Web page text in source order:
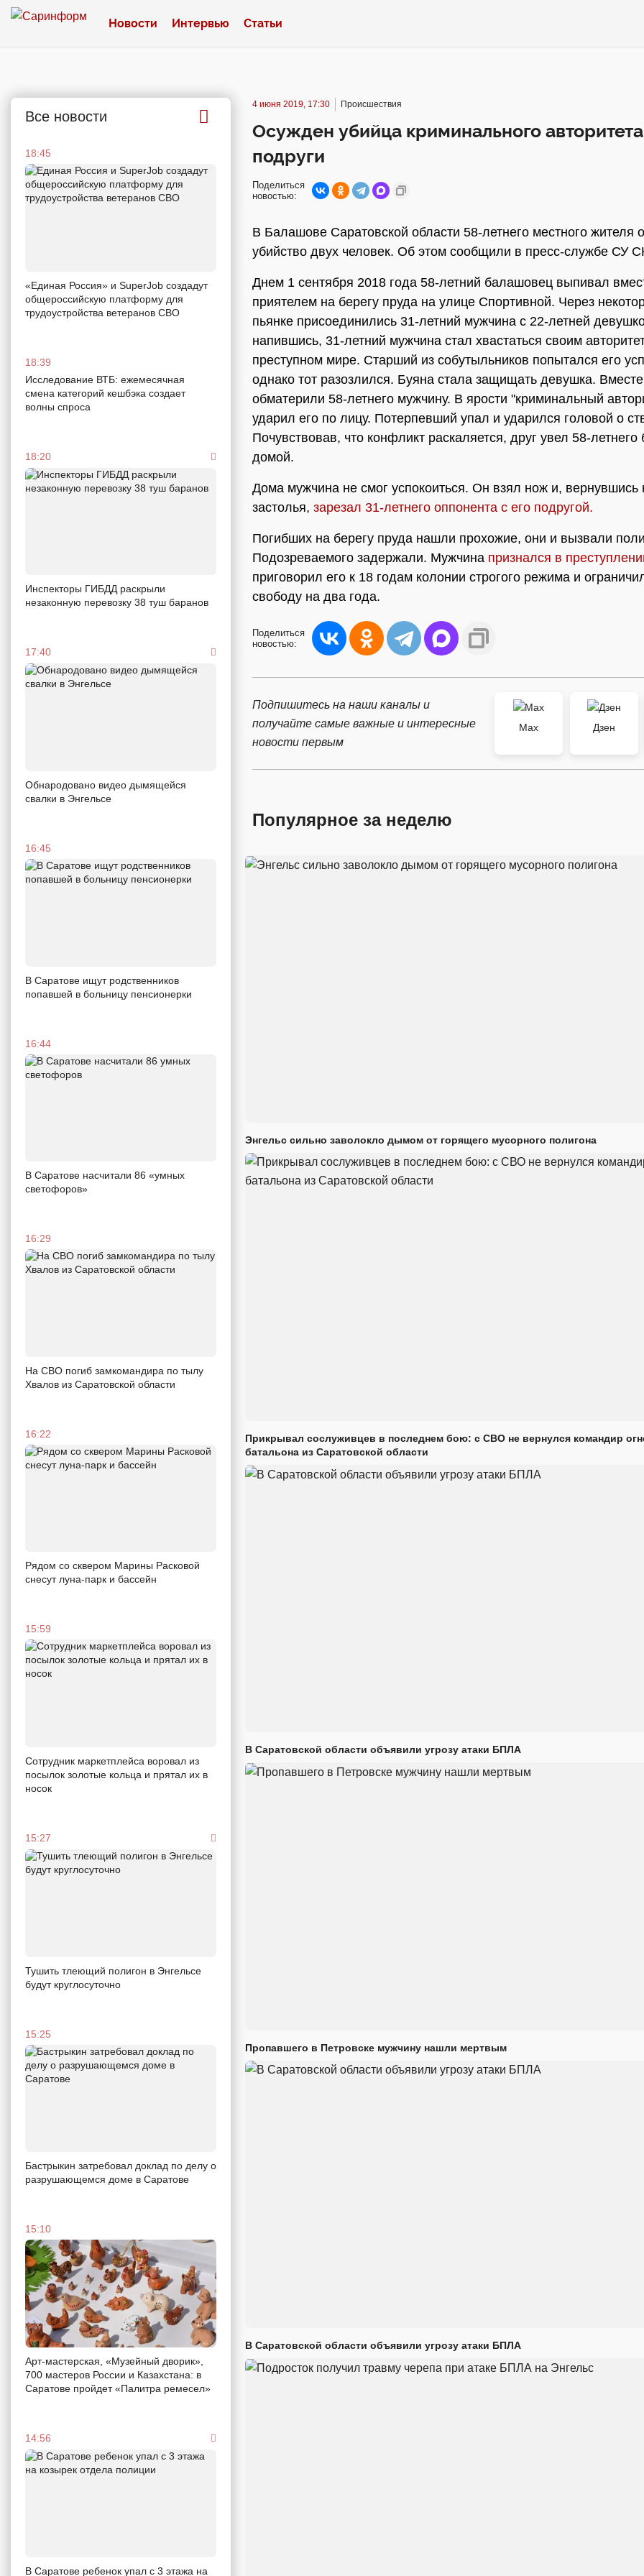
Новости Интервью Статьи
Все новости
18:45
«Единая Россия» и SuperJob создадут
общероссийскую платформу для
трудоустройства ветеранов СВО
18:39
Исследование ВТБ: ежемесячная
смена категорий кешбэка создает
волны спроса
18:20
Инспекторы ГИБДД раскрыли
незаконную перевозку 38 туш баранов
17:40
Обнародовано видео дымящейся
свалки в Энгельсе
16:45
В Саратове ищут родственников
попавшей в больницу пенсионерки
16:44
В Саратове насчитали 86 «умных
светофоров»
16:29
На СВО погиб замкомандира по тылу
Хвалов из Саратовской области
16:22
Рядом со сквером Марины Расковой
снесут луна-парк и бассейн
15:59
Сотрудник маркетплейса воровал из
посылок золотые кольца и прятал их в
носок
15:27
Тушить тлеющий полигон в Энгельсе
будут круглосуточно
15:25
Бастрыкин затребовал доклад по делу о
разрушающемся доме в Саратове
15:10
Арт-мастерская, «Музейный дворик»,
700 мастеров России и Казахстана: в
Саратове пройдет «Палитра ремесел»
14:56
В Саратове ребенок упал с 3 этажа на
4 июня 2019, 17:30 Происшествия
Осужден убийца криминального
подруги
Поделиться
новостью:
В Балашове Саратовской области 58-летнего местного жителя
убийство двух человек. Об этом сообщили в пресс-службе СУ
Днем 1 сентября 2018 года 58-летний балашовец выпивал
приятелем на берегу пруда на улице Спортивной. Через
пьянке присоединились 31-летний мужчина с 22-летней
напившись, 31-летний мужчина стал хвастаться своим
преступном мире. Старший из собутыльников попытался его
однако тот разозлился. Буяна стала защищать девушка.
обматерили 58-летнего мужчину. В ярости "криминальный
ударил его по лицу. Потерпевший упал и ударился головой о
Почувствовав, что конфликт раскаляется, друг увел 58-
домой.
Дома мужчина не смог успокоиться. Он взял нож и, вернувшись
застолья, зарезал 31-летнего оппонента с его подругой.
Погибших на берегу пруда нашли прохожие, они и вызвали
Подозреваемого задержали. Мужчина признался в
приговорил его к 18 годам колонии строгого режима и
свободу на два года.
Поделиться
новостью:
Подпишитесь на наши каналы и
получайте самые важные и интересные
новости первым
Max
Дзен
Популярное за неделю
Энгельс сильно заволокло дымом от горящего мусорного полигона
Прикрывал сослуживцев в последнем бою: с СВО не вернулся командир
батальона из Саратовской области
В Саратовской области объявили угрозу атаки БПЛА
Пропавшего в Петровске мужчину нашли мертвым
В Саратовской области объявили угрозу атаки БПЛА